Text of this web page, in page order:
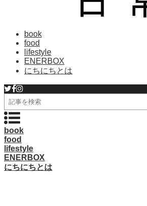
book
food
lifestyle
ENERBOX
にちにちとは
検
索
book
food
lifestyle
ENERBOX
にちにちとは